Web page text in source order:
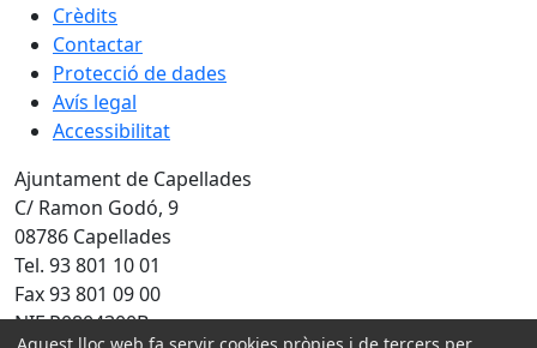
Crèdits
Contactar
Protecció de dades
Avís legal
Accessibilitat
Ajuntament de Capellades
C/ Ramon Godó, 9
08786 Capellades
Tel. 93 801 10 01
Fax 93 801 09 00
NIF P0804300B